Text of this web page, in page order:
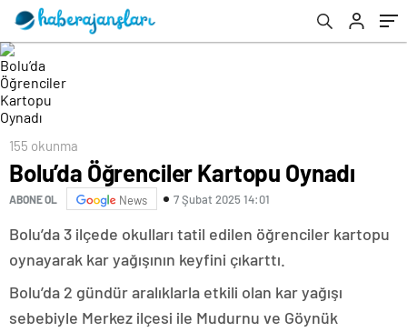
155 okunma
Bolu’da Öğrenciler Kartopu Oynadı
ABONE OL News 7 Şubat 2025 14:01
Bolu’da 3 ilçede okulları tatil edilen öğrenciler kartopu
oynayarak kar yağışının keyfini çıkarttı.
Bolu’da 2 gündür aralıklarla etkili olan kar yağışı
sebebiyle Merkez ilçesi ile Mudurnu ve Göynük